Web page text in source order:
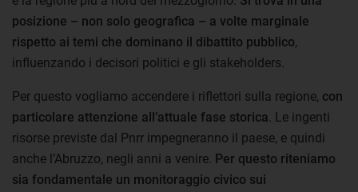
posizione – non solo geografica – a volte marginale
rispetto ai temi che dominano il dibattito pubblico,
influenzando i decisori politici e gli stakeholders.
Per questo vogliamo accendere i riflettori sulla regione, con
particolare attenzione all’attuale fase storica. Le ingenti
risorse previste dal Pnrr impegneranno il paese, e quindi
anche l’Abruzzo, negli anni a venire. Per questo riteniamo
sia fondamentale un monitoraggio civico sui